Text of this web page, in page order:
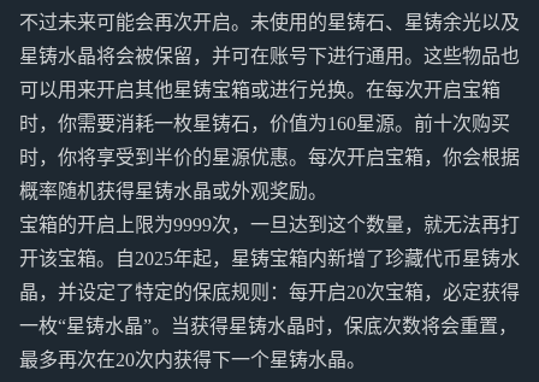
不过未来可能会再次开启。未使用的星铸石、星铸余光以及
星铸水晶将会被保留，并可在账号下进行通用。这些物品也
可以用来开启其他星铸宝箱或进行兑换。在每次开启宝箱
时，你需要消耗一枚星铸石，价值为160星源。前十次购买
时，你将享受到半价的星源优惠。每次开启宝箱，你会根据
概率随机获得星铸水晶或外观奖励。
宝箱的开启上限为9999次，一旦达到这个数量，就无法再打
开该宝箱。自2025年起，星铸宝箱内新增了珍藏代币星铸水
晶，并设定了特定的保底规则：每开启20次宝箱，必定获得
一枚“星铸水晶”。当获得星铸水晶时，保底次数将会重置，
最多再次在20次内获得下一个星铸水晶。